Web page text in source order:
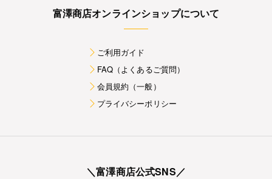
富澤商店オンラインショップについて
ご利用ガイド
FAQ（よくあるご質問）
会員規約（一般）
プライバシーポリシー
＼富澤商店公式SNS／